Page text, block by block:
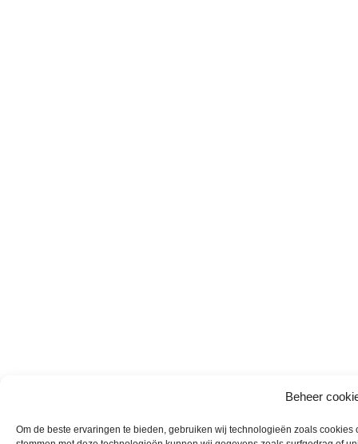
Beheer
Om de beste ervaringen te bieden, gebruiken wij technologieën zoals